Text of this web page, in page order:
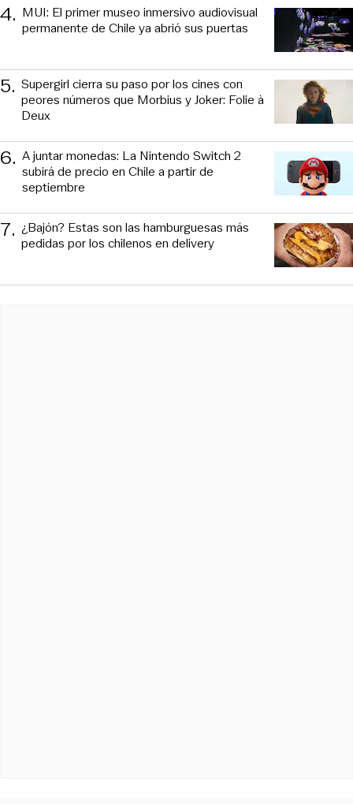
4. MUI: El primer museo inmersivo audiovisual
permanente de Chile ya abrió sus puertas
5. Supergirl cierra su paso por los cines con
peores números que Morbius y Joker: Folie à
Deux
6. A juntar monedas: La Nintendo Switch 2
subirá de precio en Chile a partir de
septiembre
7. ¿Bajón? Estas son las hamburguesas más
pedidas por los chilenos en delivery